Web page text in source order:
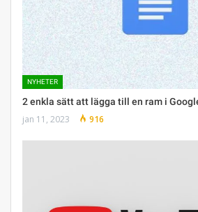
NYHETER
2 enkla sätt att lägga till en ram i
jan 11, 2023 916